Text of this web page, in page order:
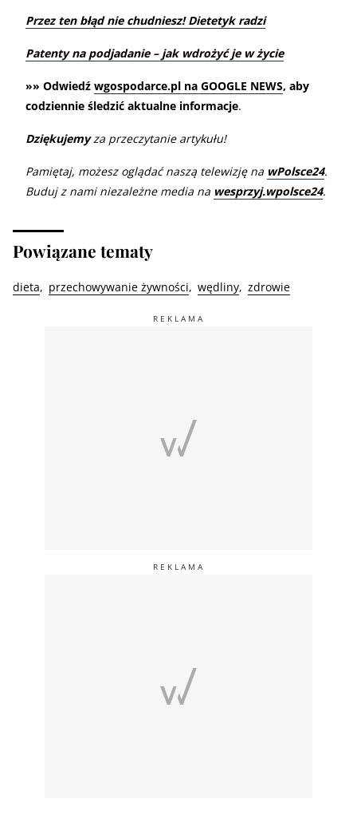
Przez ten błąd nie chudniesz! Dietetyk radzi
Patenty na podjadanie – jak wdrożyć je w życie
»» Odwiedź wgospodarce.pl na GOOGLE NEWS, aby
codziennie śledzić aktualne informacje.
Dziękujemyza przeczytanie artykułu!
Pamiętaj, możesz oglądać naszą telewizję na wPolsce24.
Buduj z nami niezależne media na wesprzyj.wpolsce24.
Powiązane tematy
dieta przechowywanie żywności wędliny zdrowie